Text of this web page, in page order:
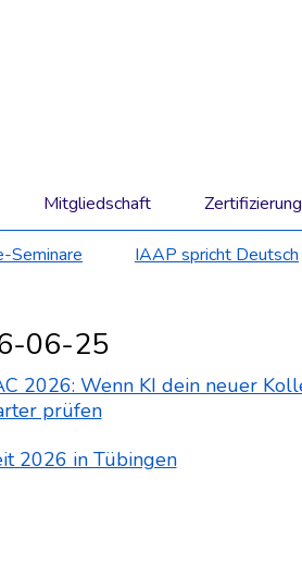
Mitgliedschaft
Seminare IAAP spricht Deutsch
06-25
2026: Wenn KI dein neuer
prüfen
2026 in Tübingen